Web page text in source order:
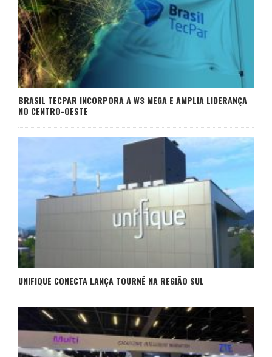
BRASIL TECPAR INCORPORA A W3 MEGA E AMPLIA LIDERANÇA
NO CENTRO-OESTE
UNIFIQUE CONECTA LANÇA TOURNÊ NA REGIÃO SUL